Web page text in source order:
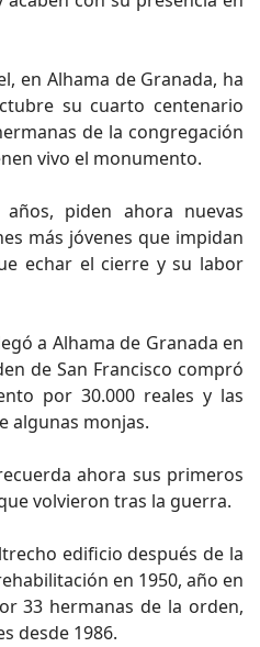
en Alhama de Granada, ha
su cuarto centenario
de la congregación
vivo el monumento.
piden ahora nuevas
más jóvenes que impidan
echar el cierre y su labor
a Alhama de Granada en
de San Francisco compró
por 30.000 reales y las
algunas monjas.
ahora sus primeros
volvieron tras la guerra.
edificio después de la
en 1950, año en
33 hermanas de la orden,
desde 1986.